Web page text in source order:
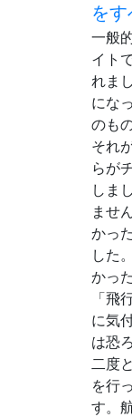
をす
一般
イト
れま
にな
のも
それ
らが
しま
ませ
かっ
した
かっ
「飛
に気
は恐
二度
を行
す。